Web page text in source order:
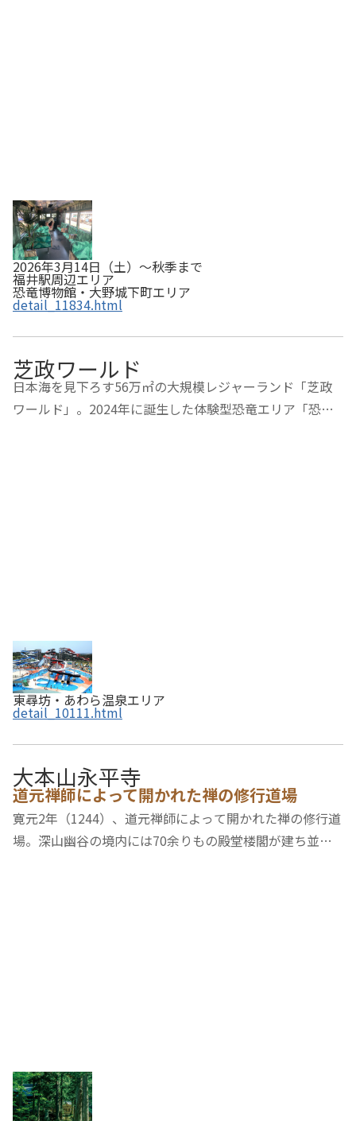
2026年3月14日（土）～秋季まで
福井駅周辺エリア
恐竜博物館・大野城下町エリア
detail_11834.html
芝政ワールド
日本海を見下ろす56万㎡の大規模レジャーランド「芝政
ワールド」。2024年に誕生した体験型恐竜エリア「恐竜
東尋坊・あわら温泉エリア
detail_10111.html
大本山永平寺
道元禅師によって開かれた禅の修行道場
寛元2年（1244）、道元禅師によって開かれた禅の修行道
場。深山幽谷の境内には70余りもの殿堂楼閣が建ち並